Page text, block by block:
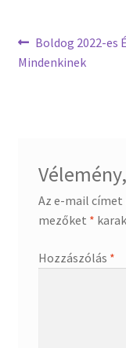
Képkeretezés
Rólunk
Termékek
Uvegek
Bejegyzés
navigáció
Previous
post:
Boldog 2022-es
Mindenkinek
Az e-mail címet
mezőket *
Hozzászólás *